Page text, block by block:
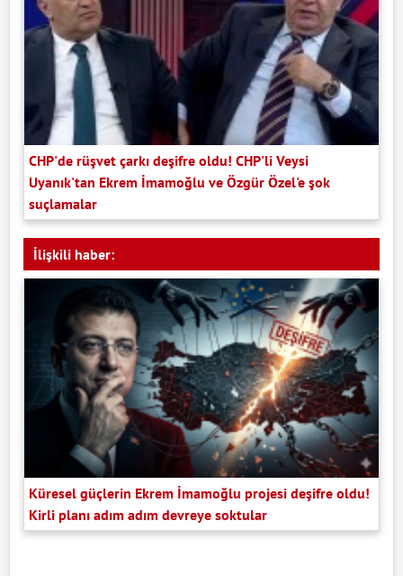
CHP'de rüşvet çarkı deşifre oldu! CHP'li Veysi
Uyanık'tan Ekrem İmamoğlu ve Özgür Özel'e şok
suçlamalar
İlişkili haber:
Küresel güçlerin Ekrem İmamoğlu projesi deşifre oldu!
Kirli planı adım adım devreye soktular